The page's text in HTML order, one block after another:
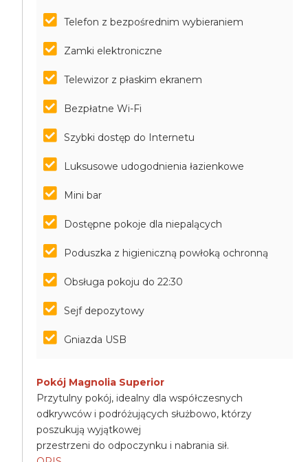
Telefon z bezpośrednim wybieraniem
Zamki elektroniczne
Telewizor z płaskim ekranem
Bezpłatne Wi-Fi
Szybki dostęp do Internetu
Luksusowe udogodnienia łazienkowe
Mini bar
Dostępne pokoje dla niepalących
Poduszka z higieniczną powłoką ochronną
Obsługa pokoju do 22:30
Sejf depozytowy
Gniazda USB
Pokój Magnolia Superior
Przytulny pokój, idealny dla współczesnych
odkrywców i podróżujących służbowo, którzy
poszukują wyjątkowej
przestrzeni do odpoczynku i nabrania sił.